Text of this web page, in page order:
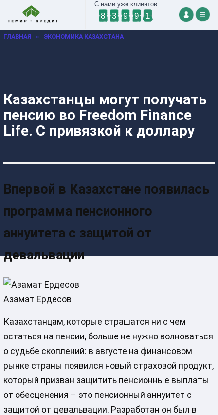
С нами уже клиентов
8 3 9 9 1
ГЛАВНАЯ » ЭКОНОМИКА КАЗАХСТАНА
Казахстанцы могут получать
пенсию во Freedom Finance
Life. С привязкой к доллару
Впервой в Казахстане появилась
программа пенсионного
аннуитета с защитой от
девальвации
Азамат Ердесов
Казахстанцам, которые страшатся ни с чем
остаться на пенсии, больше не нужно волноваться
о судьбе скоплений: в августе на финансовом
рынке страны появился новый страховой продукт,
который призван защитить пенсионные выплаты
от обесценения – это пенсионный аннуитет с
защитой от девальвации. Разработан он был в